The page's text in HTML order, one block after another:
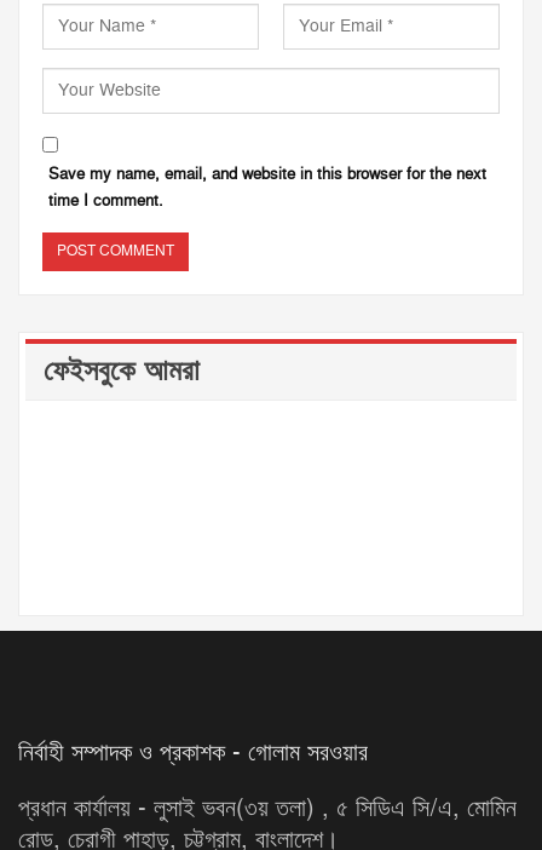
Save my name, email, and website in this browser for the next
time I comment.
ফেইসবুকে আমরা
নির্বাহী সম্পাদক ও প্রকাশক - গোলাম সরওয়ার
প্রধান কার্যালয় - লুসাই ভবন(৩য় তলা) , ৫ সিডিএ সি/এ, মোমিন
রোড, চেরাগী পাহাড়, চট্টগ্রাম, বাংলাদেশ।